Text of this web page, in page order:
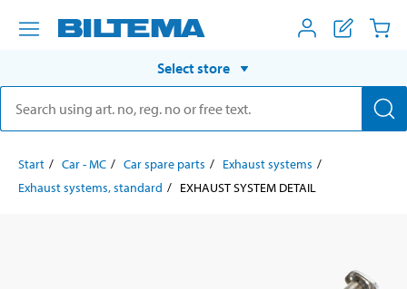
Select store
Start Car - MC Car spare parts
Exhaust systems
Exhaust systems, standard
EXHAUST SYSTEM DETAIL